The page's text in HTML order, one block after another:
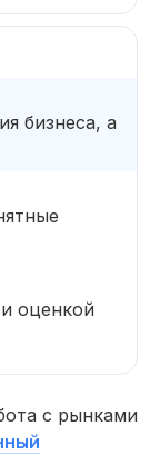
бизнеса, а
оценкой
с рынками